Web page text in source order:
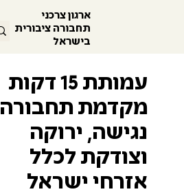
ארגון צרכני
תחבורה ציבורית
בישראל
עמותת 15 דקות
מקדמת תחבורה
נגישה, ירוקה
וצודקת לכלל
אזרחי ישראל